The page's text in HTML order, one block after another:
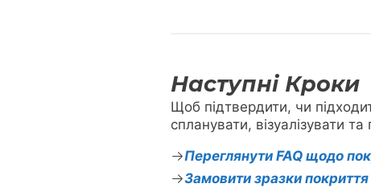
Наступні Кроки
Щоб підтвердити, чи
спланувати, візуалізувати та
Переглянути FAQ щодо
Замовити зразки